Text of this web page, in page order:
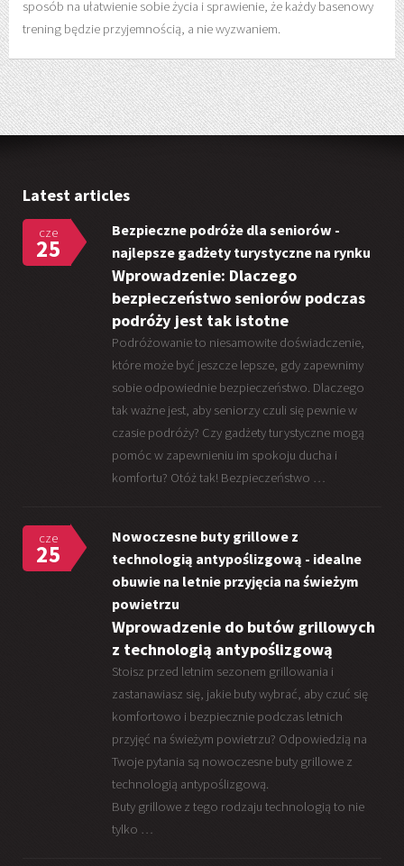
sposób na ułatwienie sobie życia i sprawienie, że każdy basenowy
trening będzie przyjemnością, a nie wyzwaniem.
Latest articles
cze
25
Bezpieczne podróże dla seniorów -
najlepsze gadżety turystyczne na rynku
Wprowadzenie: Dlaczego
bezpieczeństwo seniorów podczas
podróży jest tak istotne
Podróżowanie to niesamowite doświadczenie,
które może być jeszcze lepsze, gdy zapewnimy
sobie odpowiednie bezpieczeństwo. Dlaczego
tak ważne jest, aby seniorzy czuli się pewnie w
czasie podróży? Czy gadżety turystyczne mogą
pomóc w zapewnieniu im spokoju ducha i
komfortu? Otóż tak! Bezpieczeństwo …
cze
25
Nowoczesne buty grillowe z
technologią antypoślizgową - idealne
obuwie na letnie przyjęcia na świeżym
powietrzu
Wprowadzenie do butów grillowych
z technologią antypoślizgową
Stoisz przed letnim sezonem grillowania i
zastanawiasz się, jakie buty wybrać, aby czuć się
komfortowo i bezpiecznie podczas letnich
przyjęć na świeżym powietrzu? Odpowiedzią na
Twoje pytania są nowoczesne buty grillowe z
technologią antypoślizgową.
Buty grillowe z tego rodzaju technologią to nie
tylko …